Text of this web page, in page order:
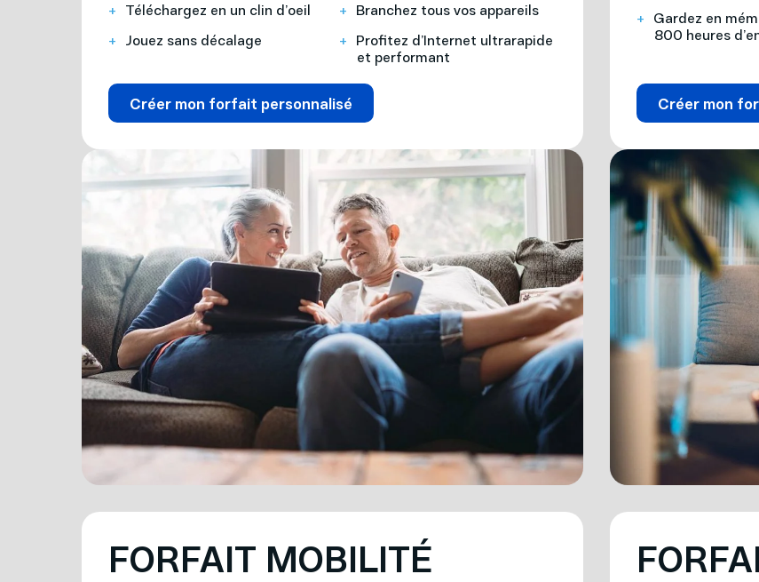
Téléchargez en un clin d’oeil
Jouez sans décalage
Branchez tous vos appareils
Profitez d’Internet ultrarapide
et performant
Créer mon forfait personnalisé
Gardez en
800 heures
Créer mon
FORFAIT MOBILITÉ